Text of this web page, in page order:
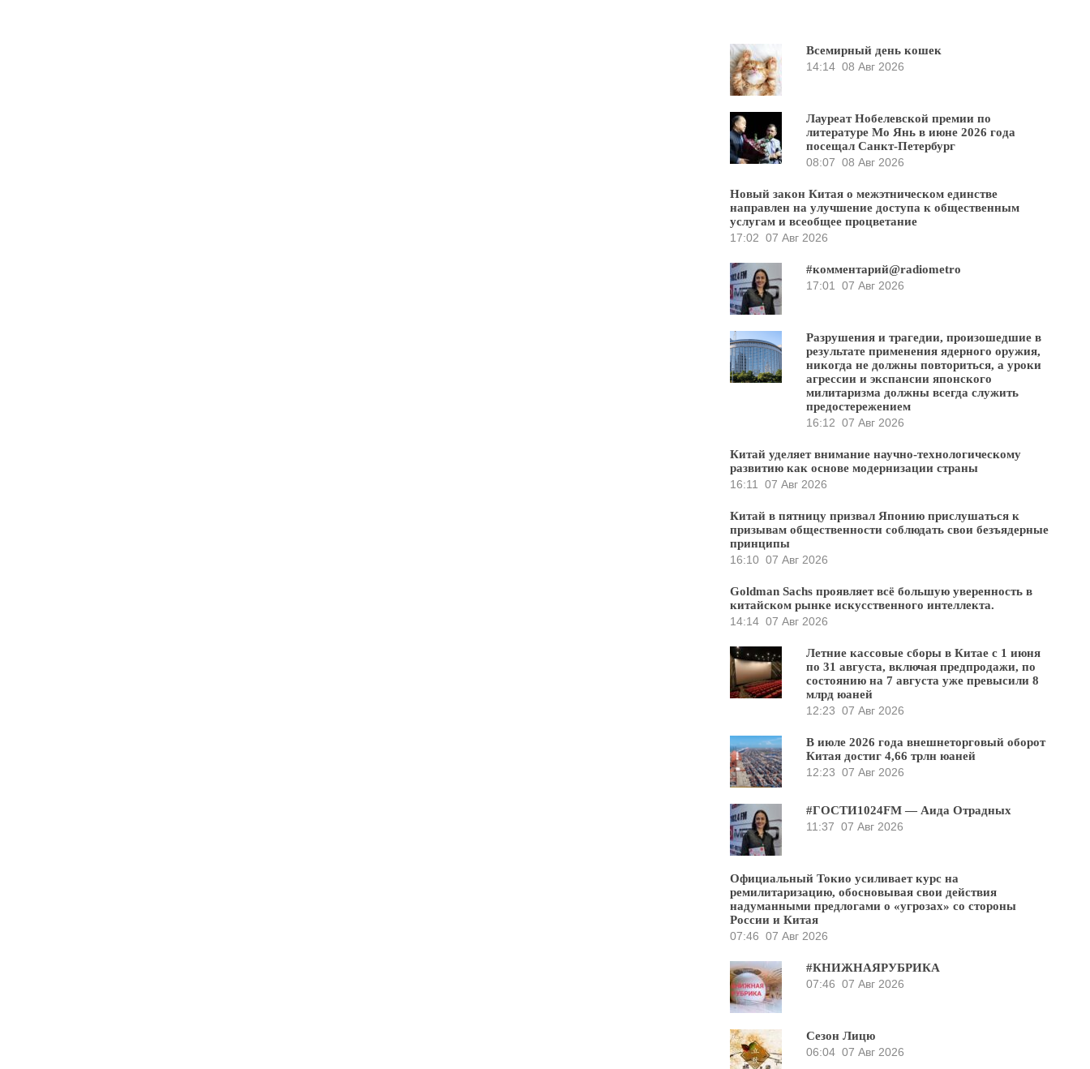
Всемирный день кошек
14:14 08 Авг 2026
Лауреат Нобелевской премии по
литературе Мо Янь в июне 2026 года
посещал Санкт-Петербург
08:07 08 Авг 2026
Новый закон Китая о межэтническом единстве
направлен на улучшение доступа к общественным
услугам и всеобщее процветание
17:02 07 Авг 2026
#комментарий@radiometro
17:01
07 Авг 2026
Разрушения и трагедии, произошедшие в
результате применения ядерного оружия,
никогда не должны повториться, а уроки
агрессии и экспансии японского
милитаризма должны всегда служить
предостережением
16:12 07 Авг 2026
Китай уделяет внимание научно-технологическому
развитию как основе модернизации страны
16:11
07 Авг 2026
Китай в пятницу призвал Японию прислушаться к
призывам общественности соблюдать свои безъядерные
принципы
16:10 07 Авг 2026
Goldman Sachs проявляет всё большую уверенность в
китайском рынке искусственного интеллекта.
14:14 07 Авг 2026
Летние кассовые сборы в Китае с 1 июня
по 31 августа, включая предпродажи, по
состоянию на 7 августа уже превысили 8
млрд юаней
12:23 07 Авг 2026
В июле 2026 года внешнеторговый оборот
Китая достиг 4,66 трлн юаней
12:23 07 Авг 2026
#ГОСТИ1024FM — Аида Отрадных
11:37 07 Авг 2026
Официальный Токио усиливает курс на
ремилитаризацию, обосновывая свои действия
надуманными предлогами о «угрозах» со стороны
России и Китая
07:46 07 Авг 2026
#КНИЖНАЯРУБРИКА
07:46 07 Авг 2026
Сезон Лицю
06:04 07 Авг 2026